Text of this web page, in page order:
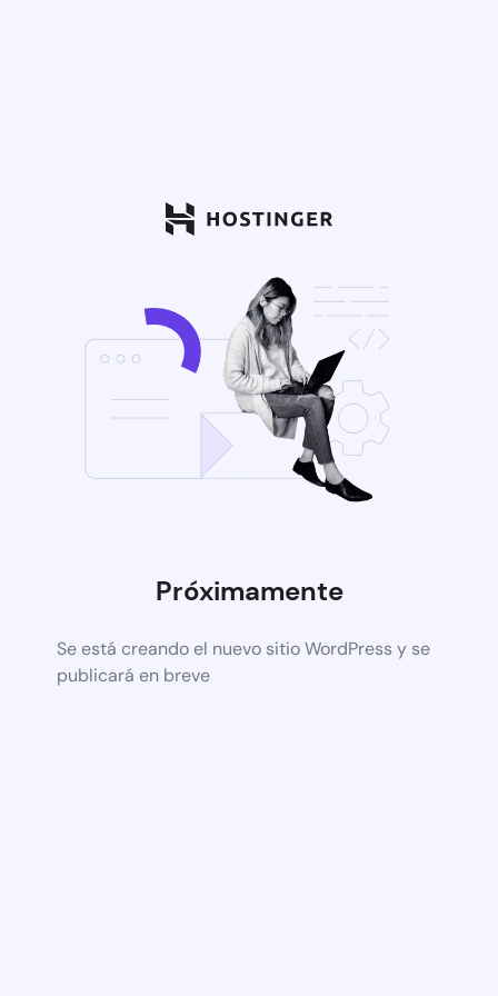
Próximamente
Se está creando el nuevo sitio WordPress y se
publicará en breve